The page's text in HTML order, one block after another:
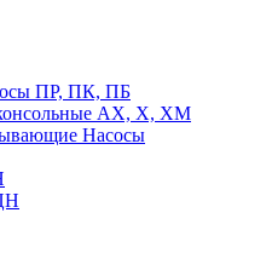
ПР, ПК, ПБ
АХ, Х, ХМ
Насосы